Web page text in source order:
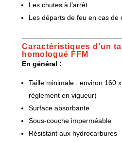
Les chutes à l’arrêt
Les départs de feu en cas de
Caractéristiques d’un
homologué FFM
En général :
Taille minimale : environ 160
règlement en vigueur)
Surface absorbante
Sous-couche imperméable
Résistant aux hydrocarbures